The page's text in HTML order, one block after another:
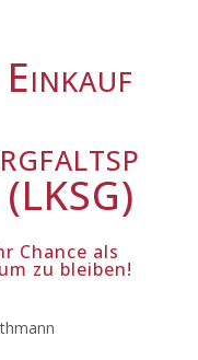
Chance als
zu bleiben!